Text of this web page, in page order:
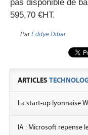
pas disponible de
595,70 €HT.
ParEddye Dibar
ARTICLES
La start-up lyonnaise
IA : Microsoft repense